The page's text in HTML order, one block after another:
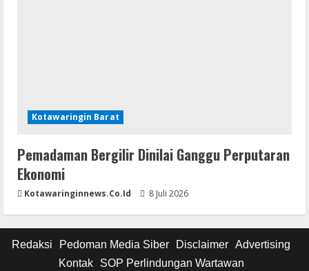
Kotawaringin Barat
Pemadaman Bergilir Dinilai Ganggu Perputaran
Ekonomi
Kotawaringinnews.co.id 8 Juli 2026
Redaksi Pedoman Media Siber Disclaimer Advertising
Kontak
SOP Perlindungan Wartawan